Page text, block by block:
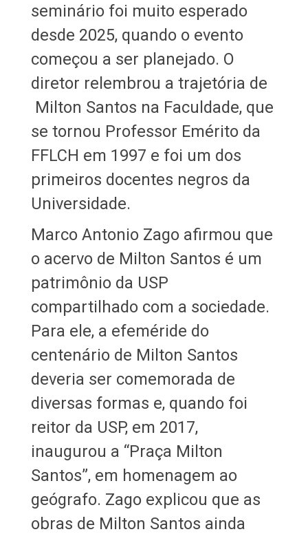
seminário foi muito esperado
desde 2025, quando o evento
começou a ser planejado. O
diretor relembrou a trajetória de
Milton Santos na Faculdade, que
se tornou Professor Emérito da
FFLCH em 1997 e foi um dos
primeiros docentes negros da
Universidade.
Marco Antonio Zago afirmou que
o acervo de Milton Santos é um
patrimônio da USP
compartilhado com a sociedade.
Para ele, a efeméride do
centenário de Milton Santos
deveria ser comemorada de
diversas formas e, quando foi
reitor da USP, em 2017,
inaugurou a “Praça Milton
Santos”, em homenagem ao
geógrafo. Zago explicou que as
obras de Milton Santos ainda